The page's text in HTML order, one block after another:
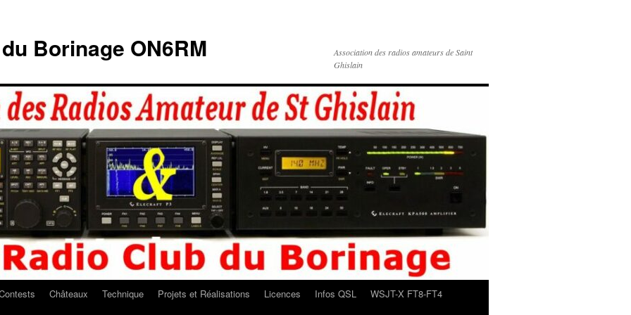
Borinage ON6RM
Association des radios amateurs de Saint
Ghislain
Châteaux Technique Projets et Réalisations Licences Infos QSL
WSJT-X FT8-FT4